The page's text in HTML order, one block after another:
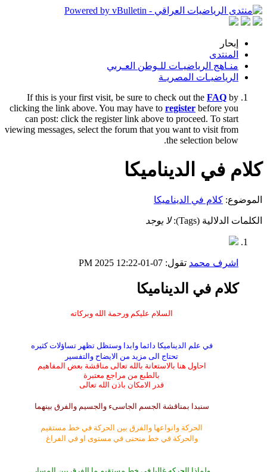
إبحار
المنتدى
منـاهج الرياضيـات للـوطن العـربي
الرياضيـات المصريـة
If this is your first visit, be sure to check out the FAQ by
clicking the link above. You may have to register before you
can post: click the register link above to proceed. To start
viewing messages, select the forum that you want to visit from
the selection below.
كلام في الديناميكا
الموضوع: كلام في الديناميكا
الكلمات الدلالية (Tags): لا يوجد
اشرف محمد تقول: 07-01-2025
12:22 PM
كلام في الديناميكا
السلام عليكم ورحمة الله وبركاته
في علم الديناميكا دائما وابدا وستظل تظهر تساؤلات كثيره
تحتاج الى مزيد من الايضاح والتفسير
احاول هنا بالاستعانة بالله تعالى مناقشة بعض المفاهيم
بالطبع من مراجع معتبرة
قدر الامكان باذن الله تعالى
سنبدا بمناقشة الجسم الجاسىء والجسيم والفرق بينهما
الحركة وانواعها والفرق بين الحركة في خط مستقيم
والحركة في خط منحنى في مستوى او في الفراغ